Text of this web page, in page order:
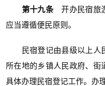
第十九条开办民宿旅
应当遵循便民原则。
民宿登记由县级以上人
所在地的乡镇人民政府、街
具体办理民宿登记工作。办